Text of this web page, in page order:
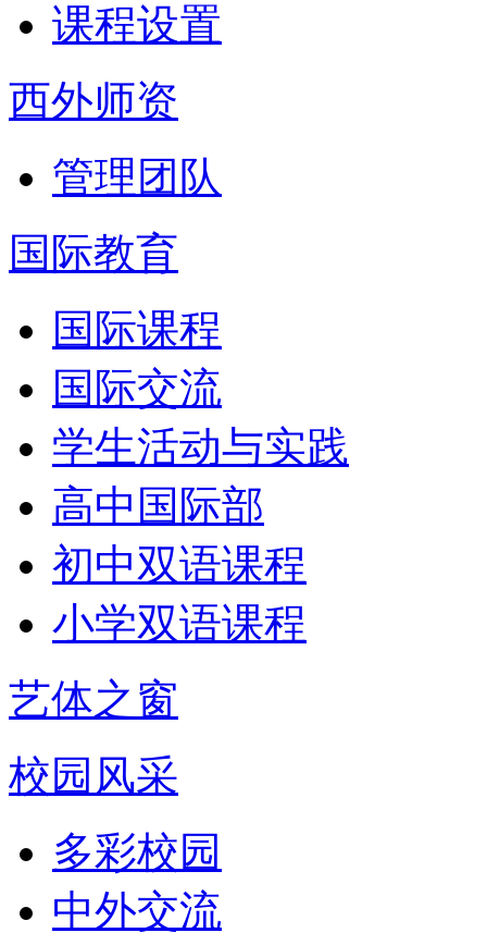
课程设置
西外师资
管理团队
国际教育
国际课程
国际交流
学生活动与实践
高中国际部
初中双语课程
小学双语课程
艺体之窗
校园风采
多彩校园
中外交流